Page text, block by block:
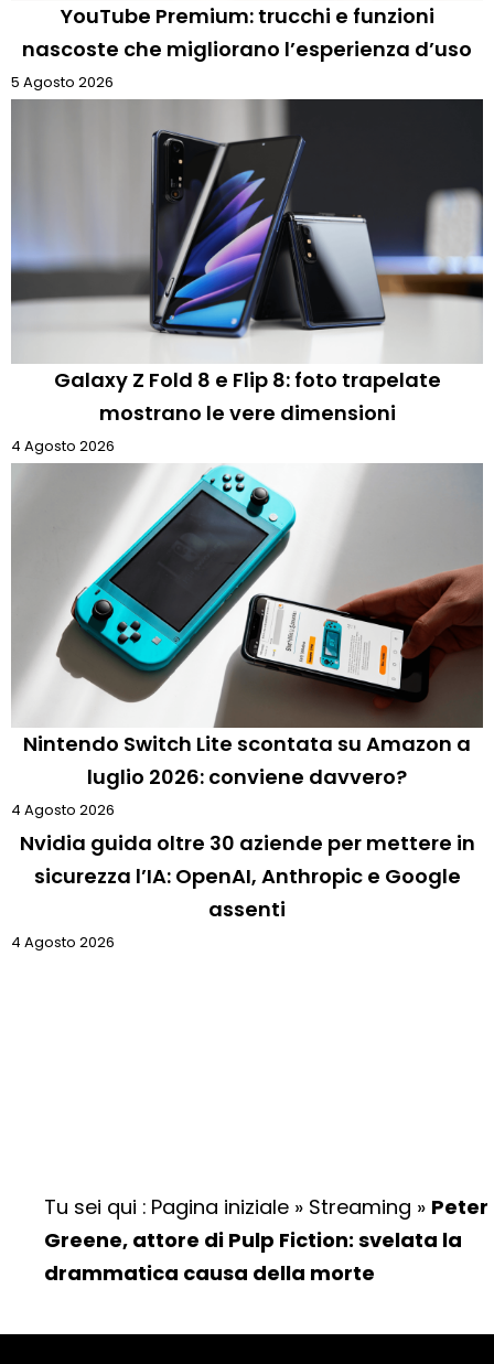
YouTube Premium: trucchi e funzioni
nascoste che migliorano l’esperienza d’uso
5 Agosto 2026
Galaxy Z Fold 8 e Flip 8: foto trapelate
mostrano le vere dimensioni
4 Agosto 2026
Nintendo Switch Lite scontata su Amazon a
luglio 2026: conviene davvero?
4 Agosto 2026
Nvidia guida oltre 30 aziende per mettere in
sicurezza l’IA: OpenAI, Anthropic e Google
assenti
4 Agosto 2026
Tu sei qui : Pagina iniziale » Streaming » Peter
Greene, attore di Pulp Fiction: svelata la
drammatica causa della morte